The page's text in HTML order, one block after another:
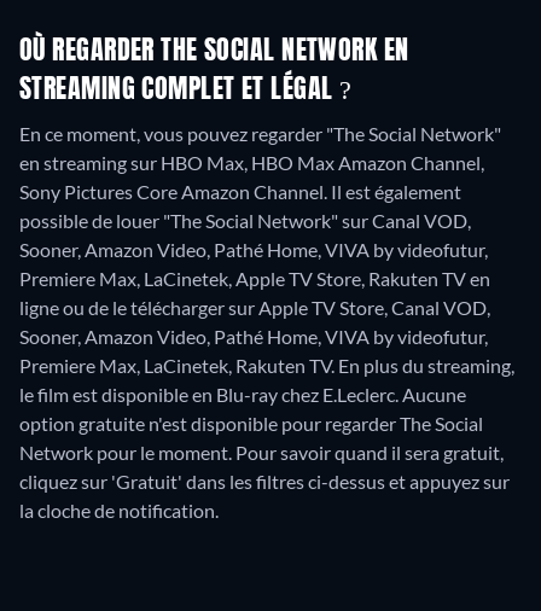
OÙ REGARDER THE SOCIAL NETWORK EN
STREAMING COMPLET ET LÉGAL ?
En ce moment, vous pouvez regarder "The Social Network"
en streaming sur HBO Max, HBO Max Amazon Channel,
Sony Pictures Core Amazon Channel. Il est également
possible de louer "The Social Network" sur Canal VOD,
Sooner, Amazon Video, Pathé Home, VIVA by videofutur,
Premiere Max, LaCinetek, Apple TV Store, Rakuten TV en
ligne ou de le télécharger sur Apple TV Store, Canal VOD,
Sooner, Amazon Video, Pathé Home, VIVA by videofutur,
Premiere Max, LaCinetek, Rakuten TV. En plus du streaming,
le film est disponible en Blu-ray chez E.Leclerc.Aucune
option gratuite n'est disponible pour regarder The Social
Network pour le moment. Pour savoir quand il sera gratuit,
cliquez sur 'Gratuit' dans les filtres ci-dessus et appuyez sur
la cloche de notification.